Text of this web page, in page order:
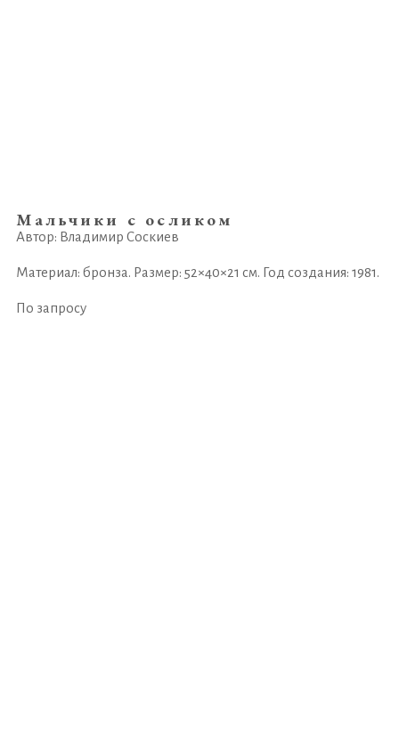
Мальчики с осликом
Автор: Владимир Соскиев
Материал: бронза. Размер: 52×40×21 см. Год создания: 1981.
По запросу